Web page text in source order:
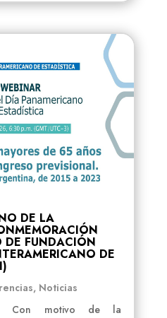
DE LA
DE FUNDACIÓN
DE
, Noticias
Con motivo de la